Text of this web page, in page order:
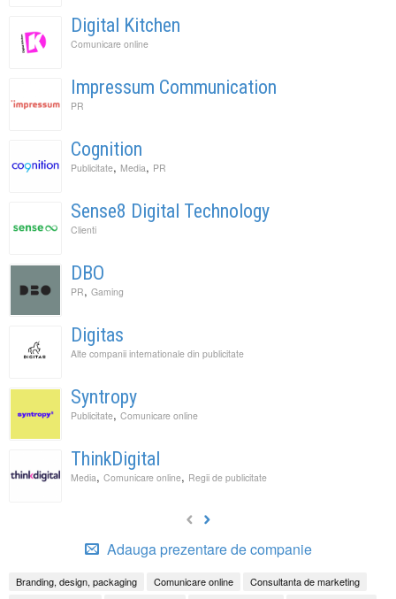
Digital Kitchen
Comunicare online
Impressum Communication
PR
Cognition
Publicitate, Media, PR
Sense8 Digital Technology
Clienti
DBO
PR, Gaming
Digitas
Alte companii internationale din publicitate
Syntropy
Publicitate, Comunicare online
ThinkDigital
Media, Comunicare online, Regii de publicitate
Adauga prezentare de companie
Branding, design, packaging Comunicare online
Consultanta de marketing